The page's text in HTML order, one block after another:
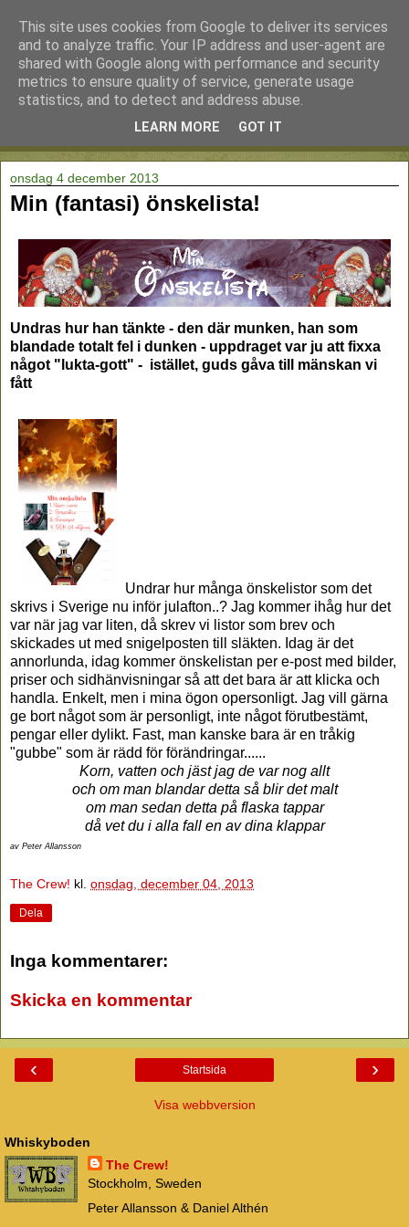
onsdag 4 december 2013
Min (fantasi) önskelista!
Undras hur han tänkte - den där munken, han som
blandade totalt fel i dunken - uppdraget var ju att fixxa
något "lukta-gott" - istället, guds gåva till mänskan vi
fått
Undrar hur många önskelistor som det
skrivs i Sverige nu inför julafton..? Jag kommer ihåg hur det
var när jag var liten, då skrev vi listor som brev och
skickades ut med snigelposten till släkten. Idag är det
annorlunda, idag kommer önskelistan per e-post med bilder,
priser och sidhänvisningar så att det bara är att klicka och
handla. Enkelt, men i mina ögon opersonligt. Jag vill gärna
ge bort något som är personligt, inte något förutbestämt,
pengar eller dylikt. Fast, man kanske bara är en tråkig
"gubbe" som är rädd för förändringar......
Korn, vatten och jäst jag de var nog allt
och om man blandar detta så blir det malt
om man sedan detta på flaska tappar
då vet du i alla fall en av dina klappar
av Peter Allansson
The Crew! kl. onsdag, december 04, 2013
Dela
Inga kommentarer:
Skicka en kommentar
‹ ›
Startsida
Visa webbversion
Whiskyboden
The Crew!
Stockholm, Sweden
Peter Allansson & Daniel Althén
This site uses cookies from Google to deliver its services
and to analyze traffic. Your IP address and user-agent are
shared with Google along with performance and security
metrics to ensure quality of service, generate usage
statistics, and to detect and address abuse.
LEARN MORE GOT IT